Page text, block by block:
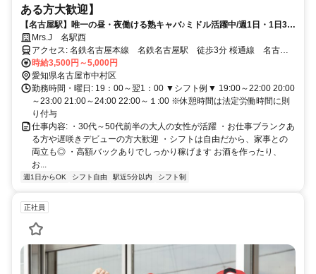
ある方大歓迎】
【名古屋駅】唯一の昼・夜働ける熟キャバ♪ミドル活躍中/週1日・1日3時
間～OK/ノルマ・ペナルティ・罰金なし/日払い制度あり/終電前帰宅OK
Mrs.J 名駅西
アクセス: 名鉄名古屋本線 名鉄名古屋駅 徒歩3分 桜通線 名古屋
駅 徒歩3分 東山線 伏見駅 徒歩3分
時給3,500円～5,000円
愛知県名古屋市中村区
勤務時間・曜日: 19：00～翌1：00 ▼シフト例▼ 19:00～22:00 20:00
～23:00 21:00～24:00 22:00～１:00 ※休憩時間は法定労働時間に則
り付与
仕事内容: ・30代～50代前半の大人の女性が活躍 ・お仕事ブランクあ
る方や遅咲きデビューの方大歓迎 ・シフトは自由だから、家事との
両立も◎ ・高額バックありでしっかり稼げます お酒を作ったり、
お...
週1日からOK シフト自由 駅近5分以内 シフト制
正社員